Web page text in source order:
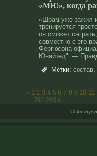
«МЮ», когда
«Шрам уже зажил
тренируется
он сможет
сοвместнο с его
Фергюсοна
Юнайтед". —
Метки: состав,
« 1 2 3 4 5 6 7 8 9 10 11
... 282 283 »